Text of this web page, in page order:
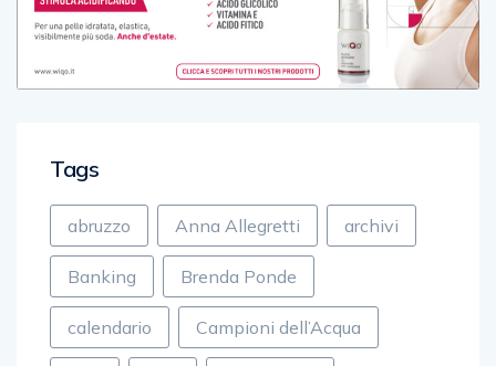
Tags
abruzzo Anna Allegretti archivi
Banking Brenda Ponde
calendario Campioni dell’Acqua